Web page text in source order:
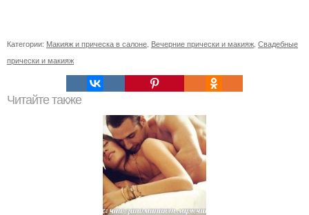
Категории: Макияж и прическа в салоне, Вечерние прически и макияж, Свадебные
прически и макияж
Читайте также